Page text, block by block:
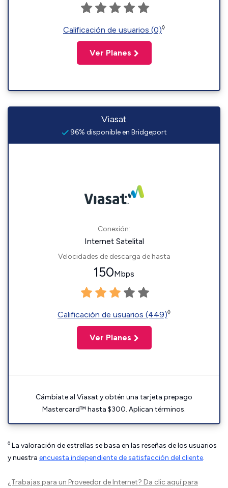
Calificación de usuarios (0)◊
Ver Planes
Viasat
96% disponible en Bridgeport
Conexión:
Internet Satelital
Velocidades de descarga de hasta
150Mbps
Calificación de usuarios (449)◊
Ver Planes
Cámbiate al Viasat y obtén una tarjeta prepago
Mastercard™ hasta $300. Aplican términos.
◊ La valoración de estrellas se basa en las reseñas de los usuarios
y nuestra encuesta independiente de satisfacción del cliente.
¿Trabajas para un Proveedor de Internet? Da clic aquípara